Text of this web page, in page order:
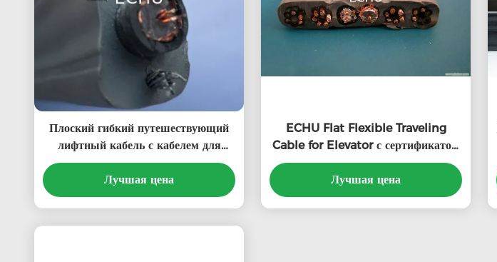
Плоский гибкий путешествующий
лифтный кабель с кабелем для
телевизора в сером цвете
Лучшая цена
ECHU Flat Flexible Traveling
Cable for Elevator с сертификатом
CE TVVBP24x0.75+1x2Px0.75+TV
со специальным PVC-жакетом
Лучшая цена